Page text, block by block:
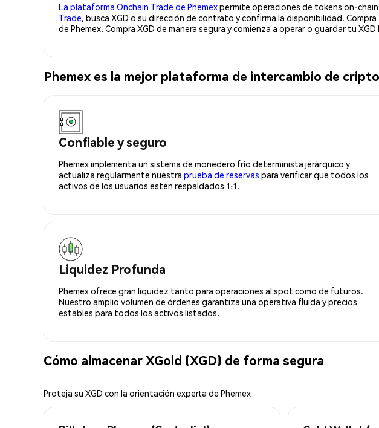
La plataforma Onchain Trade de Phemexpermite operaciones de tokens on-chain
Trade, busca XGD o su dirección de contrato y confirma la disponibilidad.
de Phemex. Compra XGD de manera segura y comienza a operar o guardar tu XGD
Phemex es la mejor plataforma de intercambio de
Confiable y seguro
Phemex implementa un sistema de monedero frío determinista jerárquico y
actualiza regularmente nuestra prueba de reservas para verificar que todos los
activos de los usuarios estén respaldados 1:1.
Liquidez Profunda
Phemex ofrece gran liquidez tanto para operaciones al spot como de futuros.
Nuestro amplio volumen de órdenes garantiza una operativa fluida y precios
estables para todos los activos listados.
Cómo almacenar XGold (XGD) de forma segura
Proteja su XGD con la orientación experta de Phemex